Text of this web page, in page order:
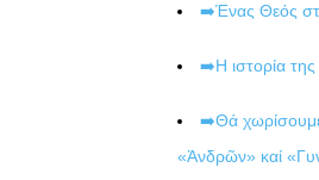
➡️Ένας Θεός
➡️Η ιστορία της
➡️Θά χωρίσουμε
«Ἀνδρῶν» καί